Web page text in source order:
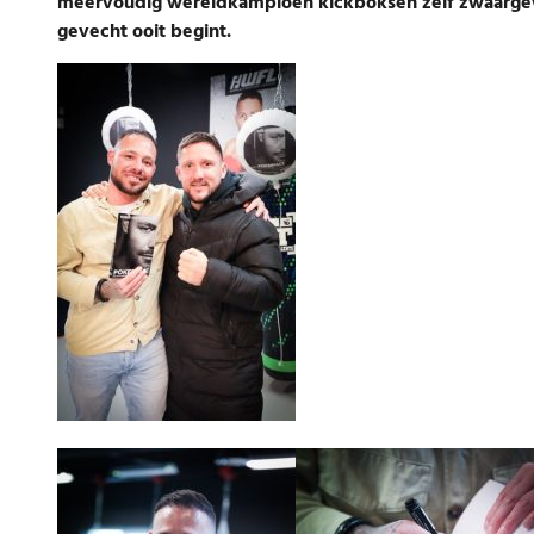
gevecht ooit begint.